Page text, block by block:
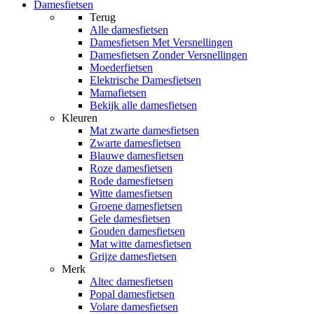
Damesfietsen
Terug
Alle damesfietsen
Damesfietsen Met Versnellingen
Damesfietsen Zonder Versnellingen
Moederfietsen
Elektrische Damesfietsen
Mamafietsen
Bekijk alle damesfietsen
Kleuren
Mat zwarte damesfietsen
Zwarte damesfietsen
Blauwe damesfietsen
Roze damesfietsen
Rode damesfietsen
Witte damesfietsen
Groene damesfietsen
Gele damesfietsen
Gouden damesfietsen
Mat witte damesfietsen
Grijze damesfietsen
Merk
Altec damesfietsen
Popal damesfietsen
Volare damesfietsen